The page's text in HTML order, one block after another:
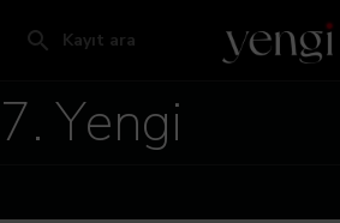
Kayıt ara
7. Yengi